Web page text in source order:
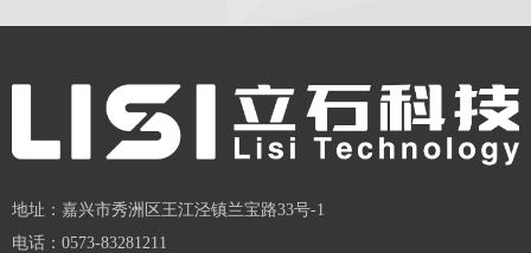
地址： 嘉兴市秀洲区王江泾镇兰宝路33号-1
电话： 0573-83281211